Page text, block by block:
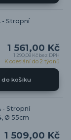
- Stropní
1 561,00 Kč
1 290,08 Kč bez DPH
K odeslání do 2 týdnů
do košíku
- Stropní
Ø 55cm
1 509,00 Kč